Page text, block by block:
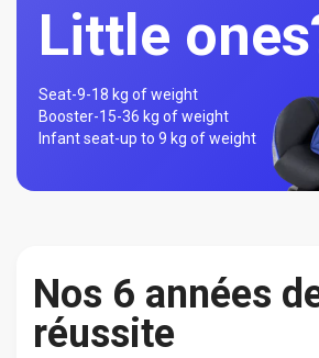
Little
Seat-9-18 kg of weight
Booster-15-36 kg of weight
Infant seat-up to 9 kg of weight
Nos 6 années
réussite